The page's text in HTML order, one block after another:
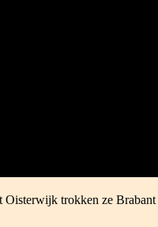
trokken ze